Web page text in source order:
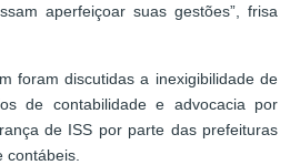
aperfeiçoar suas gestões”, frisa
foram discutidas a inexigibilidade de
de contabilidade e advocacia por
de ISS por parte das prefeituras
contábeis.